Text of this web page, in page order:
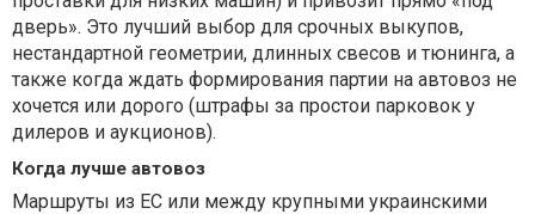
дверь». Это лучший выбор для срочных выкупов,
нестандартной геометрии, длинных свесов и тюнинга, а
также когда ждать формирования партии на автовоз не
хочется или дорого (штрафы за простои парковок у
дилеров и аукционов).
Когда лучше автовоз
Маршруты из ЕС или между крупными украинскими